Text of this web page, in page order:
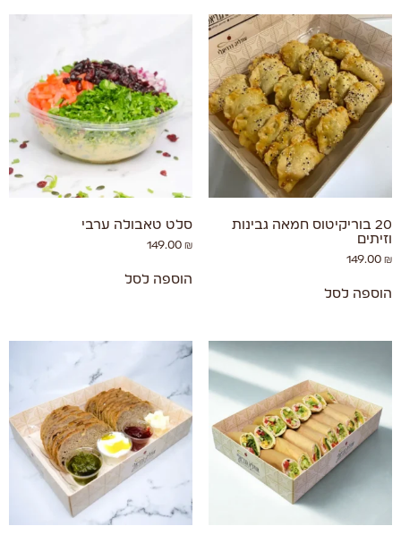
20 בוריקיטוס חמאה גבינות
וזיתים
149.00 ₪
הוספה לסל
סלט טאבולה ערבי
149.00₪
הוספה לסל